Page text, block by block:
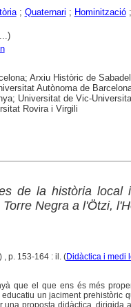
; Quaternari ; Hominització;
Arxiu Històric de
Autònoma de
Universitat de Vic-
Rovira i Virgili
de la història local
Negra a l'Ötzi,
, p. 153-164 : il. (Didàctica i medi
que el que ens és més
un jaciment prehistòric